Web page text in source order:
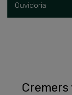
Ouvidoria